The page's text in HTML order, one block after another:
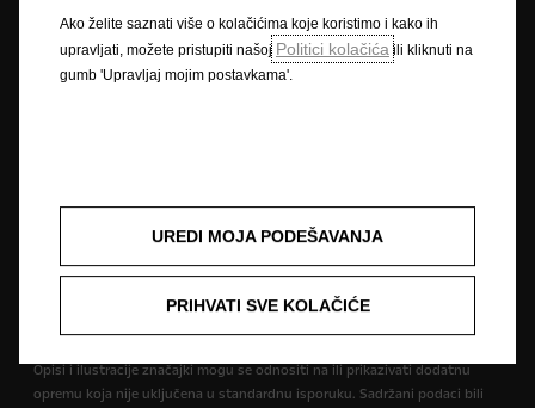
Cjenik je informativan. Konačna cijena se obračunava prema prodajnom
tečaju EUR-a kod Centralne banke važećem na dan uplate. Vaš ovlašteni
međuvremenu. Podaci su informativni. AW OPL Distribution Kft. ne snosi
nikakvu odgovornost.
Opisi i ilustracije značajki mogu se odnositi na ili prikazivati dodatnu
opremu koja nije uključena u standardnu isporuku. Sadržani podaci bili
Ako želite saznati više o kolačićima koje koristimo i kako ih
upravljati, možete pristupiti našoj Politici kolačića ili kliknuti na
gumb 'Upravljaj mojim postavkama'.
UREDI MOJA PODEŠAVANJA
PRIHVATI SVE KOLAČIĆE